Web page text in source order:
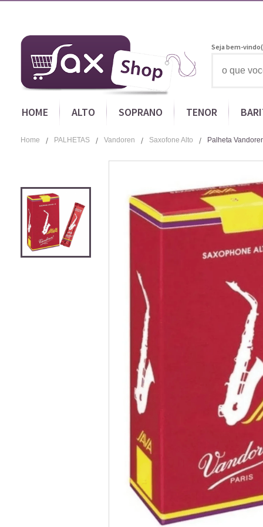
Seja bem-
HOME ALTO SOPRANO TENOR
Home PALHETAS Vandoren Saxofone Alto Palheta